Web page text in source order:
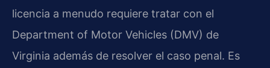
licencia a menudo requiere tratar con el
Department of Motor Vehicles (DMV) de
Virginia además de resolver el caso penal. Es